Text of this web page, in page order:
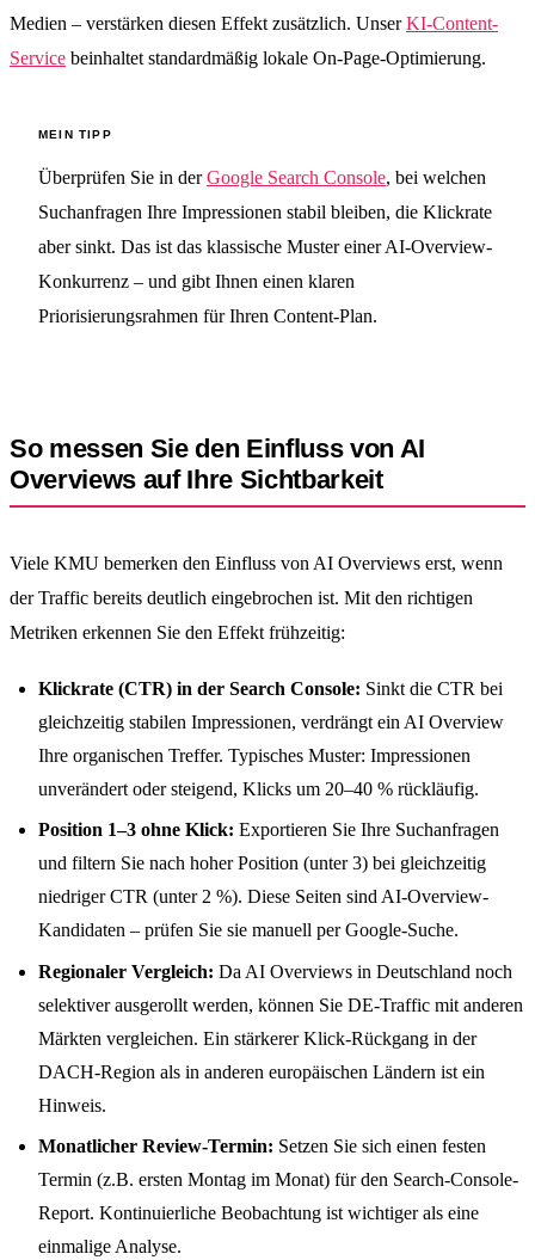
Medien – verstärken diesen Effekt zusätzlich. UnserKI-Content-
Service beinhaltet standardmäßig lokale On-Page-Optimierung.
MEIN TIPP
Überprüfen Sie in derGoogle Search Console, bei welchen
Suchanfragen Ihre Impressionen stabil bleiben, die Klickrate
aber sinkt. Das ist das klassische Muster einer AI-Overview-
Konkurrenz – und gibt Ihnen einen klaren
Priorisierungsrahmen für Ihren Content-Plan.
So messen Sie den Einfluss von AI
Overviews auf Ihre Sichtbarkeit
Viele KMU bemerken den Einfluss von AI Overviews erst, wenn
der Traffic bereits deutlich eingebrochen ist. Mit den richtigen
Metriken erkennen Sie den Effekt frühzeitig:
Klickrate (CTR) in der Search Console: Sinkt die CTR bei
gleichzeitig stabilen Impressionen, verdrängt ein AI Overview
Ihre organischen Treffer. Typisches Muster: Impressionen
unverändert oder steigend, Klicks um 20–40 % rückläufig.
Position 1–3 ohne Klick: Exportieren Sie Ihre Suchanfragen
und filtern Sie nach hoher Position (unter 3) bei gleichzeitig
niedriger CTR (unter 2 %). Diese Seiten sind AI-Overview-
Kandidaten – prüfen Sie sie manuell per Google-Suche.
Regionaler Vergleich: Da AI Overviews in Deutschland noch
selektiver ausgerollt werden, können Sie DE-Traffic mit anderen
Märkten vergleichen. Ein stärkerer Klick-Rückgang in der
DACH-Region als in anderen europäischen Ländern ist ein
Hinweis.
Monatlicher Review-Termin: Setzen Sie sich einen festen
Termin (z.B. ersten Montag im Monat) für den Search-Console-
Report. Kontinuierliche Beobachtung ist wichtiger als eine
einmalige Analyse.